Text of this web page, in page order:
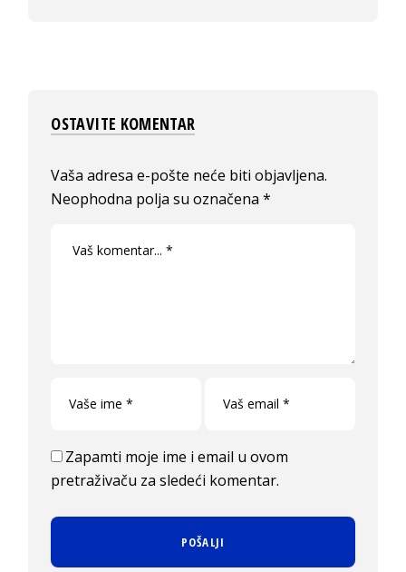
OSTAVITE KOMENTAR
Vaša adresa e-pošte neće biti objavljena.
Neophodna polja su označena*
Zapamti moje ime i email u ovom
pretraživaču za sledeći komentar.